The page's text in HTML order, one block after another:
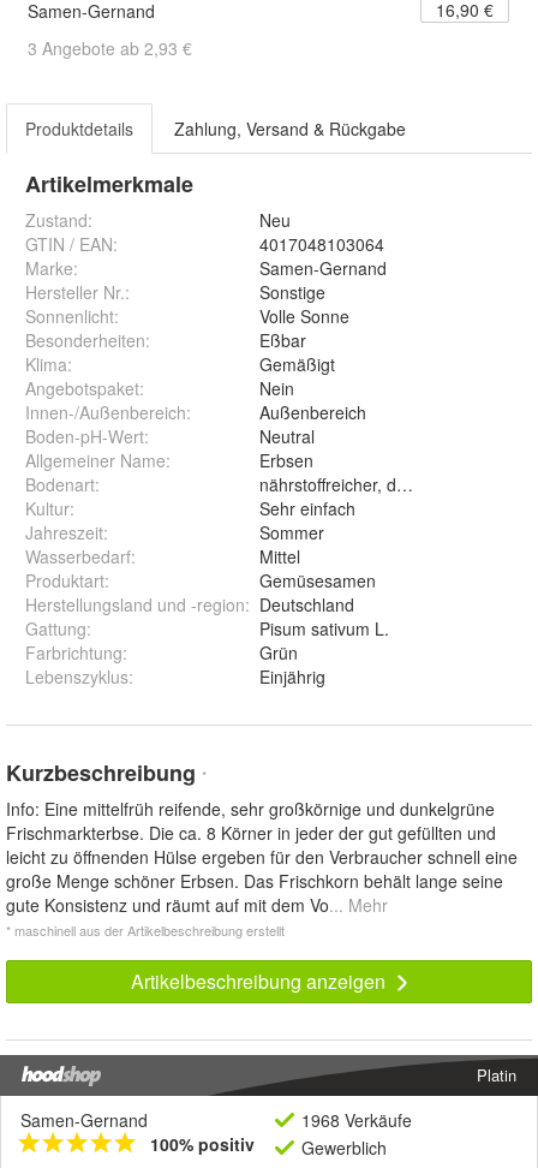
Samen-Gernand
16,90 €
3 Angebote ab 2,93 €
Produktdetails Zahlung, Versand & Rückgabe
Artikelmerkmale
Zustand:
Neu
GTIN / EAN:
4017048103064
Marke:
Samen-Gernand
Hersteller Nr.:
Sonstige
Sonnenlicht:
Volle Sonne
Besonderheiten:
Eßbar
Klima:
Gemäßigt
Angebotspaket:
Nein
Innen-/Außenbereich:
Außenbereich
Boden-pH-Wert:
Neutral
Allgemeiner Name:
Erbsen
Bodenart:
nährstoffreicher, durchlässiger
Kultur:
Sehr einfach
Jahreszeit:
Sommer
Wasserbedarf:
Mittel
Produktart:
Gemüsesamen
Herstellungsland und -region: Deutschland
Gattung:
Pisum sativum L.
Farbrichtung:
Grün
Lebenszyklus: Einjährig
Kurzbeschreibung *
Info: Eine mittelfrüh reifende, sehr großkörnige und dunkelgrüne
Frischmarkterbse. Die ca. 8 Körner in jeder der gut gefüllten und
leicht zu öffnenden Hülse ergeben für den Verbraucher schnell eine
große Menge schöner Erbsen. Das Frischkorn behält lange seine
gute Konsistenz und räumt auf mit dem Vo... Mehr
* maschinell aus der Artikelbeschreibung erstellt
Artikelbeschreibung anzeigen
Platin
Samen-Gernand
100% positiv
1968 Verkäufe
Gewerblich